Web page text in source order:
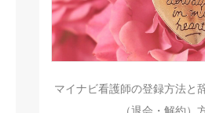
マイナビ看護師の登録方法と